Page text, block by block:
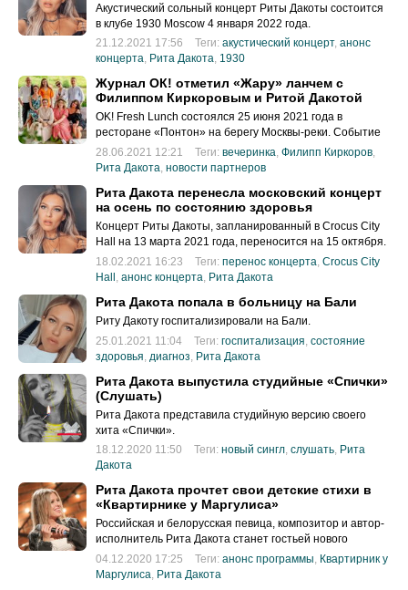
Акустический сольный концерт Риты Дакоты состоится
в клубе 1930 Moscow 4 января 2022 года.
21.12.2021 17:56
Теги: акустический концерт, анонс
концерта, Рита Дакота, 1930
Журнал ОК! отметил «Жару» ланчем с
Филиппом Киркоровым и Ритой Дакотой
OK! Fresh Lunch состоялся 25 июня 2021 года в
ресторане «Понтон» на берегу Москвы-реки. Событие
было приурочено к музыкальному фестивалю «Жара»,
несмотря на его отмену.
28.06.2021 12:21 Теги: вечеринка, Филипп Киркоров,
Рита Дакота, новости партнеров
Рита Дакота перенесла московский концерт
на осень по состоянию здоровья
Концерт Риты Дакоты, запланированный в Crocus City
Hall на 13 марта 2021 года, переносится на 15 октября.
18.02.2021 16:23
Теги: перенос концерта Crocus City
Hall анонс концерта Рита Дакота
Рита Дакота попала в больницу на Бали
Риту Дакоту госпитализировали на Бали.
25.01.2021 11:04
Теги: госпитализация состояние
здоровья диагноз Рита Дакота
Рита Дакота выпустила студийные «Спички»
(Слушать)
Рита Дакота представила студийную версию своего
хита «Спички».
18.12.2020 11:50
Теги: новый сингл, слушать, Рита
Дакота
Рита Дакота прочтет свои детские стихи в
«Квартирнике у Маргулиса»
Российская и белорусская певица, композитор и автор-
исполнитель Рита Дакота станет гостьей нового
выпуска «Квартирника у Маргулиса» на канале НТВ 5
декабря 2020 года.
04.12.2020 17:25 Теги: анонс программы Квартирник у
Маргулиса Рита Дакота